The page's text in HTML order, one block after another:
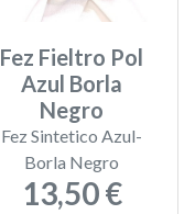
Fez Fieltro Pol
Azul Borla
Negro
Fez Sintetico Azul-
Borla Negro
13,50 €